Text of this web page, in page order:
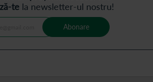
tela newsletter-ul nostru!
Abonare